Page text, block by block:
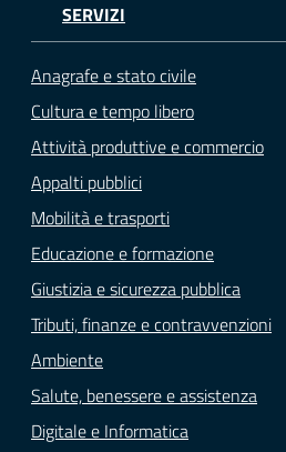
SERVIZI
Anagrafe e stato civile
Cultura e tempo libero
Attività produttive e commercio
Appalti pubblici
Mobilità e trasporti
Educazione e formazione
Giustizia e sicurezza pubblica
Tributi, finanze e contravvenzioni
Ambiente
Salute, benessere e assistenza
Digitale e Informatica